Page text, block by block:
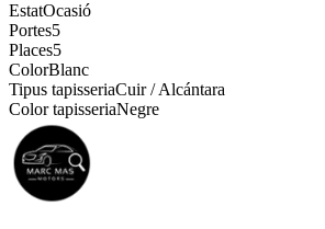
EstatOcasió
Portes5
Places5
ColorBlanc
Tipus tapisseriaCuir / Alcántara
Color tapisseriaNegre